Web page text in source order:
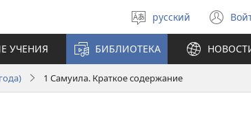
Выберите
язык
русский
в
УЧЕНИЯ БИБЛИОТЕКА
1 Самуила. Краткое содержание